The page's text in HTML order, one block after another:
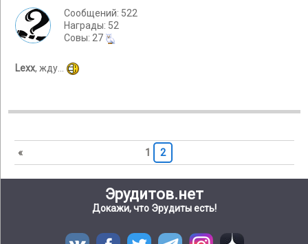
Сообщений: 522
Награды: 52
Cовы: 27
Lexx, жду...
« 1 2
Эрудитов.нет
Докажи, что Эрудиты есть!